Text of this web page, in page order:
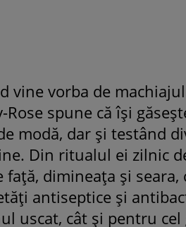
vine vorba de
Rose spune că își
modă, dar și testând
Din ritualul ei zilnic
față, dimineața și
antiseptice și
uscat, cât și pentru cel